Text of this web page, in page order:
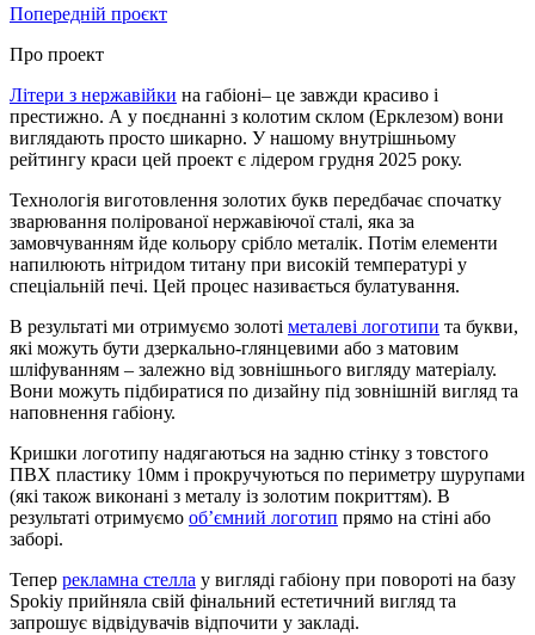
Попередній проєкт
Про проект
Літери з нержавійки на габіоні– це завжди красиво і
престижно. А у поєднанні з колотим склом (Ерклезом) вони
виглядають просто шикарно. У нашому внутрішньому
рейтингу краси цей проект є лідером грудня 2025 року.
Технологія виготовлення золотих букв передбачає спочатку
зварювання полірованої нержавіючої сталі, яка за
замовчуванням йде кольору срібло металік. Потім елементи
напилюють нітридом титану при високій температурі у
спеціальній печі. Цей процес називається булатування.
В результаті ми отримуємо золоті металеві логотипи та букви,
які можуть бути дзеркально-глянцевими або з матовим
шліфуванням – залежно від зовнішнього вигляду матеріалу.
Вони можуть підбиратися по дизайну під зовнішній вигляд та
наповнення габіону.
Кришки логотипу надягаються на задню стінку з товстого
ПВХ пластику 10мм і прокручуються по периметру шурупами
(які також виконані з металу із золотим покриттям). В
результаті отримуємо об’ємний логотип прямо на стіні або
заборі.
Тепер рекламна стелла у вигляді габіону при повороті на базу
Spokiy прийняла свій фінальний естетичний вигляд та
запрошує відвідувачів відпочити у закладі.